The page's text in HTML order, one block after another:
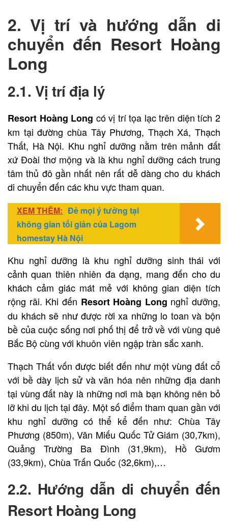
2. Vị trí và hướng dẫn di
chuyển đến Resort Hoàng
Long
2.1. Vị trí địa lý
Resort Hoàng Long có vị trí tọa lạc trên diện tích 2
km tại đường chùa Tây Phương, Thạch Xá, Thạch
Thất, Hà Nội. Khu nghỉ dưỡng nằm trên mảnh đất
xứ Đoài thơ mộng và là khu nghỉ dưỡng cách trung
tâm thủ đô gần nhất nên rất dễ dàng cho du khách
di chuyển đến các khu vực tham quan.
XEM THÊM: Đẻ mọi ý tưởng tại
không gian tối giản của Lagom
homestay Hà Nội
Khu nghỉ dưỡng là khu nghỉ dưỡng sinh thái với
cảnh quan thiên nhiên đa dạng, mang đến cho du
khách cảm giác mát mẻ với không gian diện tích
rộng rãi. Khi đến Resort Hoàng Long nghỉ dưỡng,
du khách sẽ như được rời xa những lo toan và bộn
bề của cuộc sống nơi phố thị để trở về với vùng quê
Bắc Bộ cùng với khuôn viên ngập tràn sắc xanh.
Thạch Thất vốn được biết đến như một vùng đất cổ
với bề dày lịch sử và văn hóa nên những địa danh
tại vùng đất này là những nơi mà bạn không nên bỏ
lỡ khi du lịch tại đây. Một số điểm tham quan gần với
khu nghỉ dưỡng có thể kể đến như: Chùa Tây
Phương (850m), Văn Miếu Quốc Tử Giám (30,7km),
Quảng Trường Ba Đình (31,9km), Hồ Gươm
(33,9km), Chùa Trấn Quốc (32,6km),…
2.2. Hướng dẫn di chuyển đến
Resort Hoàng Long